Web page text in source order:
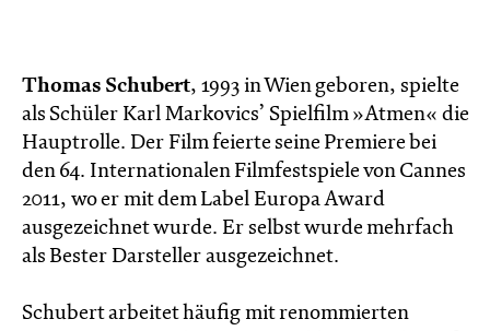
Thomas Schubert, 1993 in Wien geboren, spielte
als Schüler Karl Markovics’ Spielfilm »Atmen« die
Hauptrolle. Der Film feierte seine Premiere bei
den 64. Internationalen Filmfestspiele von Cannes
2011, wo er mit dem Label Europa Award
ausgezeichnet wurde. Er selbst wurde mehrfach
als Bester Darsteller ausgezeichnet.
Schubert arbeitet häufig mit renommierten